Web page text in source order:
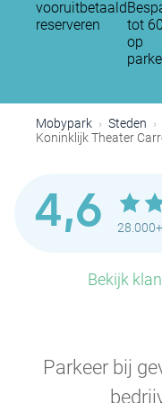
vooruitbetaald
reserveren
tot
op
Mobypark Steden
Koninklijk Theater
4,6
Bekijk
Parkeer bij